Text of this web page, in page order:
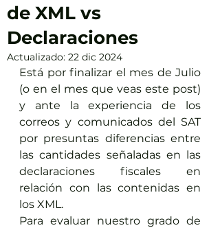
de XML vs
Declaraciones
Actualizado: 22 dic 2024
Está por finalizar el mes de Julio
(o en el mes que veas este post)
y ante la experiencia de los
correos y comunicados del SAT
por presuntas diferencias entre
las cantidades señaladas en las
declaraciones fiscales en
relación con las contenidas en
los XML.
Para evaluar nuestro grado de